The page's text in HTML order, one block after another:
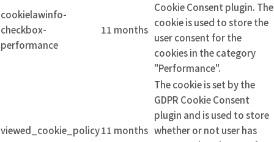
cookielawinfo-
checkbox-
performance
11 months
Cookie Consent plugin. The
cookie is used to store the
user consent for the
cookies in the category
"Performance".
viewed_cookie_policy11 months
The cookie is set by the
GDPR Cookie Consent
plugin and is used to store
whether or not user has